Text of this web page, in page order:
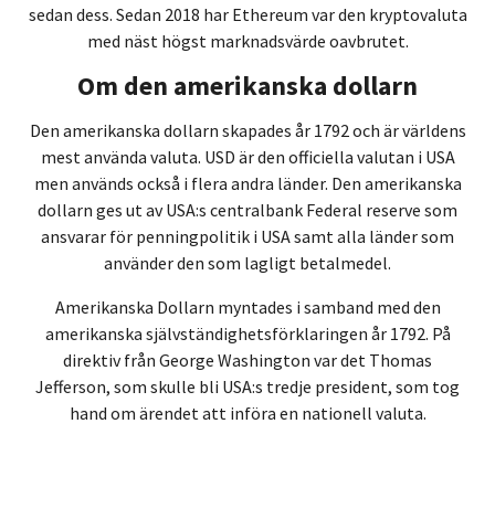
sedan dess. Sedan 2018 har Ethereum var den kryptovaluta
med näst högst marknadsvärde oavbrutet.
Om den amerikanska dollarn
Den amerikanska dollarn skapades år 1792 och är världens
mest använda valuta. USD är den officiella valutan i USA
men används också i flera andra länder. Den amerikanska
dollarn ges ut av USA:s centralbank Federal reserve som
ansvarar för penningpolitik i USA samt alla länder som
använder den som lagligt betalmedel.
Amerikanska Dollarn myntades i samband med den
amerikanska självständighetsförklaringen år 1792. På
direktiv från George Washington var det Thomas
Jefferson, som skulle bli USA:s tredje president, som tog
hand om ärendet att införa en nationell valuta.